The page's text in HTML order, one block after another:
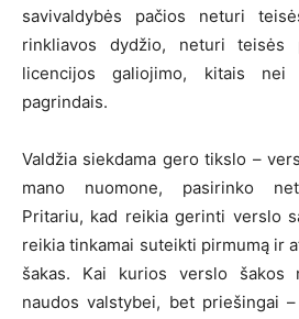
savivaldybės pačios neturi
rinkliavos dydžio, neturi teisės
licencijos galiojimo, kitais nei
pagrindais.
Valdžia siekdama gero tikslo –
mano nuomone, pasirinko
Pritariu, kad reikia gerinti verslo
reikia tinkamai suteikti pirmumą ir
šakas. Kai kurios verslo šakos
naudos valstybei, bet priešingai